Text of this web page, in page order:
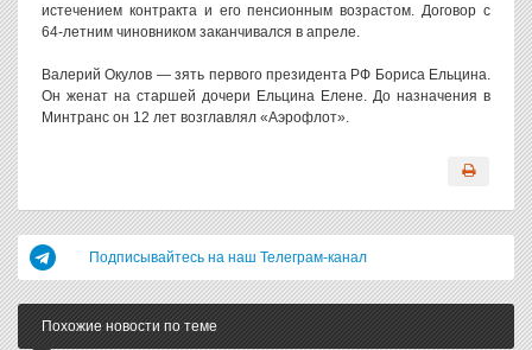
истечением контракта и его пенсионным возрастом. Договор с
64-летним чиновником заканчивался в апреле.
Валерий Окулов — зять первого президента РФ Бориса Ельцина.
Он женат на старшей дочери Ельцина Елене. До назначения в
Минтранс он 12 лет возглавлял «Аэрофлот».
Подписывайтесь на наш Телеграм-канал
Похожие новости по теме